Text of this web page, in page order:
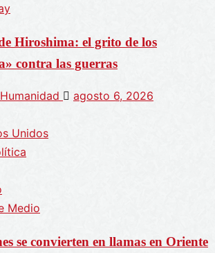
Hiroshima: el grito de los
contra las guerras
agosto 6, 2026
Unidos
Medio
se convierten en llamas en Oriente